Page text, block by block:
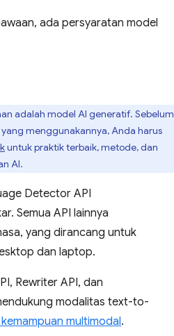
ada persyaratan model
adalah model AI generatif. Sebelum
menggunakannya, Anda harus
untuk praktik terbaik, metode, dan
AI.
Detector API
Semua API lainnya
yang dirancang untuk
dan laptop.
Rewriter API, dan
modalitas text-to-
multimodal.